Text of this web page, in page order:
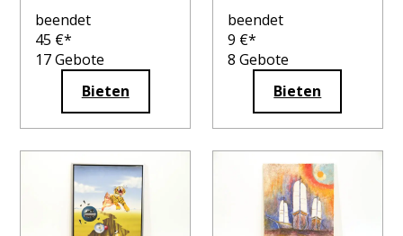
beendet
45 €*
17Gebote
Bieten
beendet
9 €*
8 Gebote
Bieten